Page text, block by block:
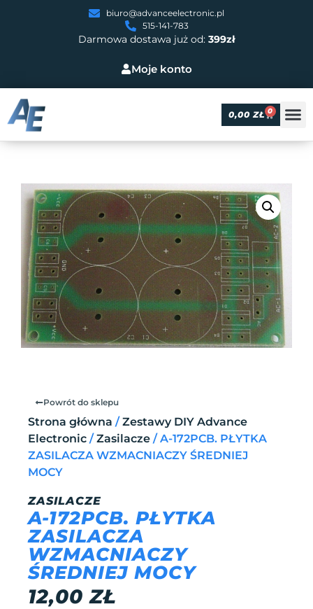
Moje konto
Darmowa dostawa już od: 399zł
biuro@advanceelectronic.pl
515-141-783
0,00 ZŁ 0
Powrót do sklepu
Strona główna /Zestawy DIY Advance
Electronic /Zasilacze / A-172PCB. PŁYTKA
ZASILACZA WZMACNIACZY ŚREDNIEJ
MOCY
ZASILACZE
A-172PCB. PŁYTKA
ZASILACZA
WZMACNIACZY
ŚREDNIEJ MOCY
12,00ZŁ